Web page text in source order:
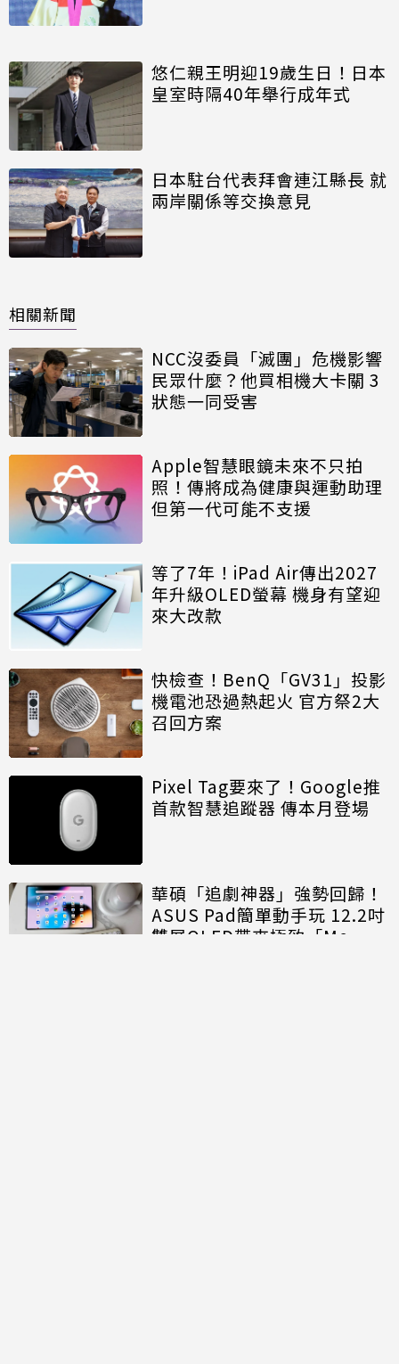
悠仁親王明迎19歲生日！日本
皇室時隔40年舉行成年式
日本駐台代表拜會連江縣長 就
兩岸關係等交換意見
相關新聞
NCC沒委員「滅團」危機影響
民眾什麼？他買相機大卡關 3
狀態一同受害
Apple智慧眼鏡未來不只拍
照！傳將成為健康與運動助理
但第一代可能不支援
等了7年！iPad Air傳出2027
年升級OLED螢幕 機身有望迎
來大改款
快檢查！BenQ「GV31」投影
機電池恐過熱起火 官方祭2大
召回方案
Pixel Tag要來了！Google推
首款智慧追蹤器 傳本月登場
華碩「追劇神器」強勢回歸！
ASUS Pad簡單動手玩 12.2吋
雙層OLED帶來極致「Me